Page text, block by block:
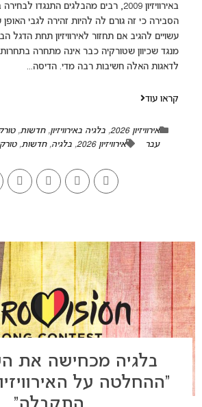
באירוויזיון 2009, רבים מהבלגים התנגדו
הסבירה כי זה גורם לה להיות זהירה לגבי האופן
עשויים להגיב אם תחזור לאירוויזיון תחת הדגל
מנגד שכיוון שטורקיה כבר אינה מתחרה בתחרות,
לדאגות האלה חשיבות רבה מדי. הדיסה...
קראו עוד
אירוויזיון 2026 ,בלגיה באירוויזיון,חדשות,
עבר
אירוויזיון 2026 ,בלגיה,חדשות,
בלגיה מכחישה את
“ההחלטה על